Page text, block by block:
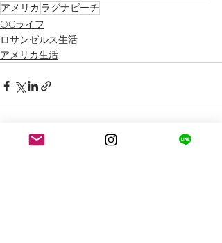
アメリカ ラグナビーチ
OCライフ
ロサンゼルス生活
アメリカ生活